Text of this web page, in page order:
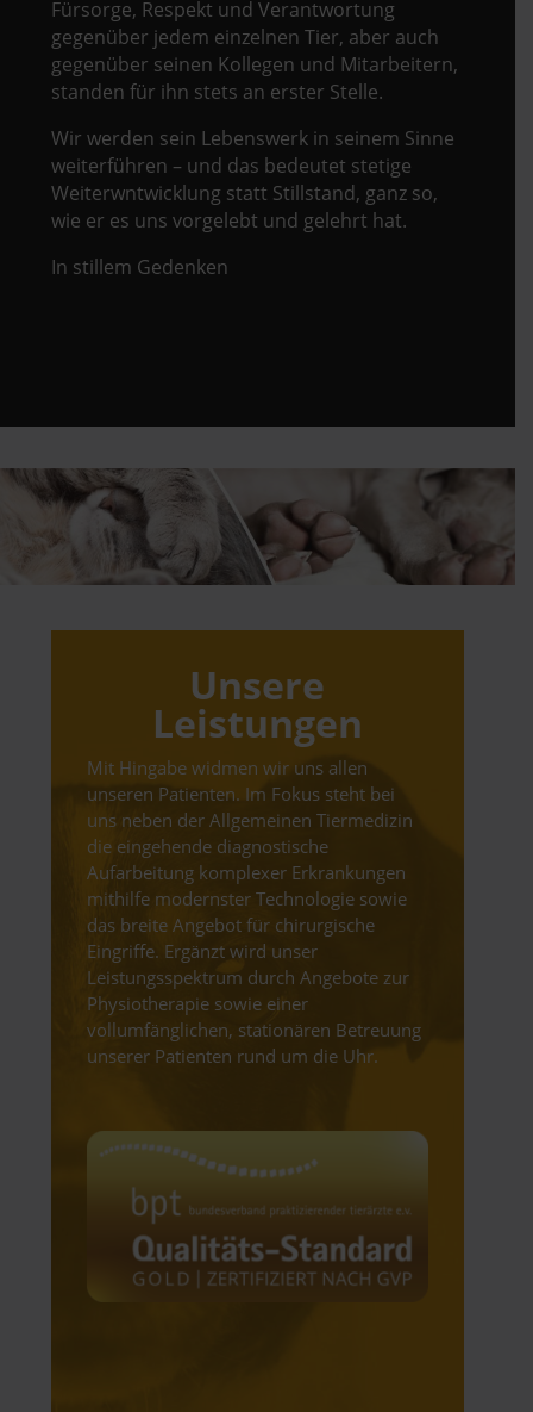
Fürsorge, Respekt und Verantwortung
gegenüber jedem einzelnen Tier, aber auch
gegenüber seinen Kollegen und Mitarbeitern,
standen für ihn stets an erster Stelle.
Wir werden sein Lebenswerk in seinem Sinne
weiterführen – und das bedeutet stetige
Weiterwntwicklung statt Stillstand, ganz so,
wie er es uns vorgelebt und gelehrt hat.
In stillem Gedenken
Unsere
Leistungen
Mit Hingabe widmen wir uns allen
unseren Patienten. Im Fokus steht bei
uns neben der Allgemeinen Tiermedizin
die eingehende diagnostische
Aufarbeitung komplexer Erkrankungen
mithilfe modernster Technologie sowie
das breite Angebot für chirurgische
Eingriffe. Ergänzt wird unser
Leistungsspektrum durch Angebote zur
Physiotherapie sowie einer
vollumfänglichen, stationären Betreuung
unserer Patienten rund um die Uhr.